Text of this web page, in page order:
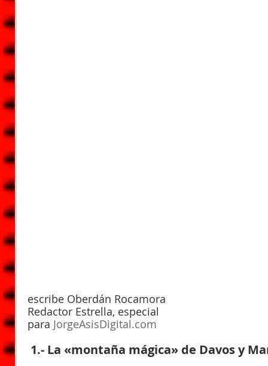
escribe Oberdán Rocamora
Redactor Estrella, especial
para JorgeAsisDigital.com
1.- La «montaña mágica» de Davos y